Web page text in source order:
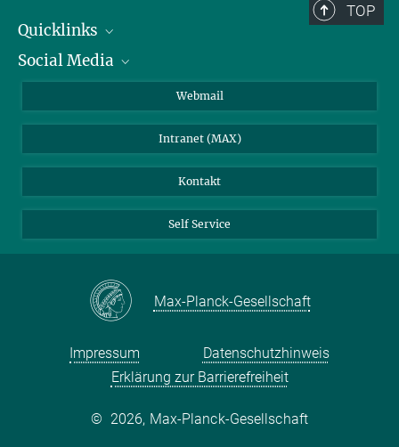
TOP
Quicklinks
IMPRS Graduiertenschule
Wetterstation
Social Media
BlueSky
Webmail
Intranet (MAX)
Kontakt
Self Service
Max-Planck-Gesellschaft
Impressum
Datenschutzhinweis
Erklärung zur Barrierefreiheit
© 2026, Max-Planck-Gesellschaft